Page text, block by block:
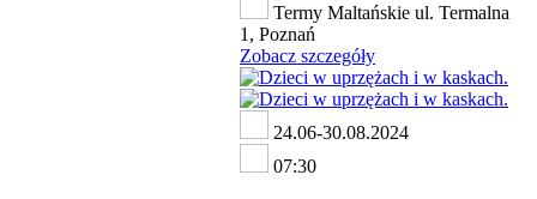
Termy Maltańskie ul. Termalna
1, Poznań
Zobacz szczegóły
24.06-30.08.2024
07:30